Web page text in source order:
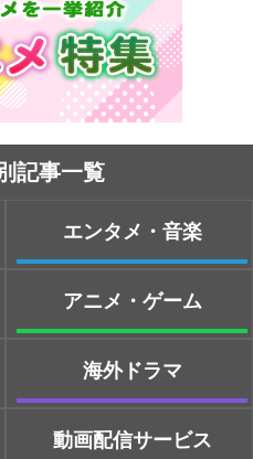
記事一覧
エンタメ・音楽
アニメ・ゲーム
海外ドラマ
動画配信サービス